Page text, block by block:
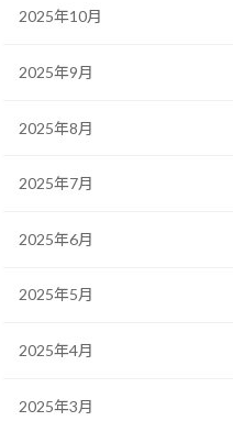
2025年10月
2025年9月
2025年8月
2025年7月
2025年6月
2025年5月
2025年4月
2025年3月